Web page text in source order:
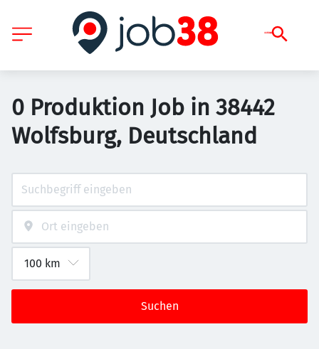
0 Produktion Job in 38442
Wolfsburg, Deutschland
Suchen